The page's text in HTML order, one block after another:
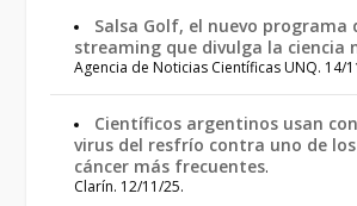
Salsa Golf, el nuevo programa
streaming que divulga la ciencia
Agencia de Noticias Científicas UNQ. 14/
Científicos argentinos usan
virus del resfrío contra uno de
cáncer más frecuentes.
Clarín. 12/11/25.